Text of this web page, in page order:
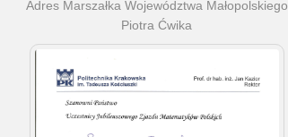
Adres Marszałka Województwa Małopolskiego
Piotra Ćwika